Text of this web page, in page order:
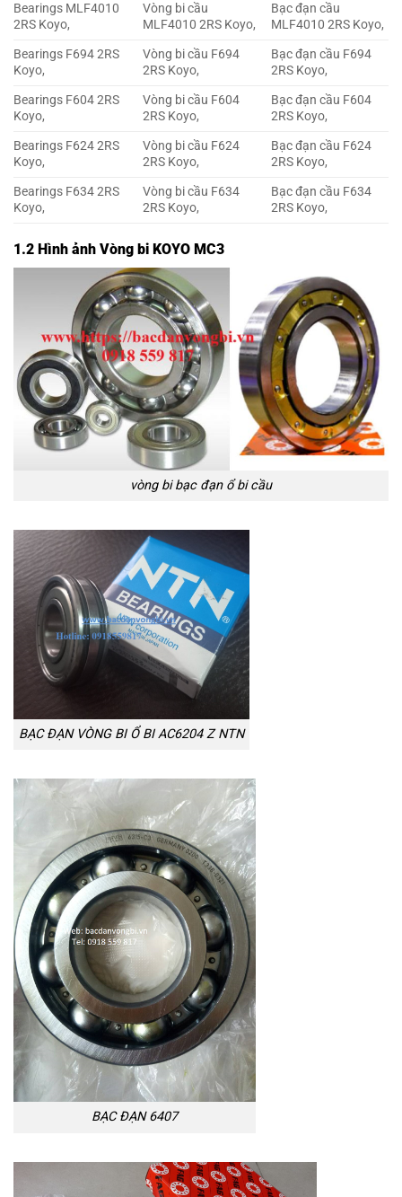
Bearings MLF4010
2RS Koyo,
Vòng bi cầu
MLF4010 2RS Koyo,
Bạc đạn cầu
MLF4010 2RS Koyo,
Bearings F694 2RS
Koyo,
Vòng bi cầu F694
2RS Koyo,
Bạc đạn cầu F694
2RS Koyo,
Bearings F604 2RS
Koyo,
Vòng bi cầu F604
2RS Koyo,
Bạc đạn cầu F604
2RS Koyo,
Bearings F624 2RS
Koyo,
Vòng bi cầu F624
2RS Koyo,
Bạc đạn cầu F624
2RS Koyo,
Bearings F634 2RS
Koyo,
Vòng bi cầu F634
2RS Koyo,
Bạc đạn cầu F634
2RS Koyo,
1.2 Hình ảnh Vòng bi KOYO MC3
vòng bi bạc đạn ổ bi cầu
BẠC ĐẠN VÒNG BI Ổ BI AC6204 Z NTN
BẠC ĐẠN 6407